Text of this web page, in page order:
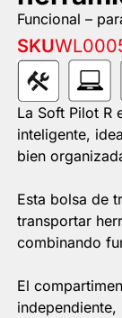
Funcional –
SKU
La Soft Pilot R
inteligente,
bien
Esta bolsa de
transportar
combinando
El